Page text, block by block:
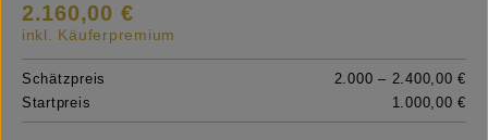
2.160,00 €
inkl. Käuferpremium
Schätzpreis
2.000 – 2.400,00 €
Startpreis
1.000,00 €